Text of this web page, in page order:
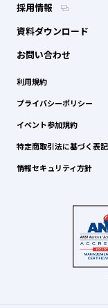
採用情報
資料ダウンロード
お問い合わせ
利用規約
プライバシーポリシー
イベント参加規約
特定商取引法に基づく表記
情報セキュリティ方針